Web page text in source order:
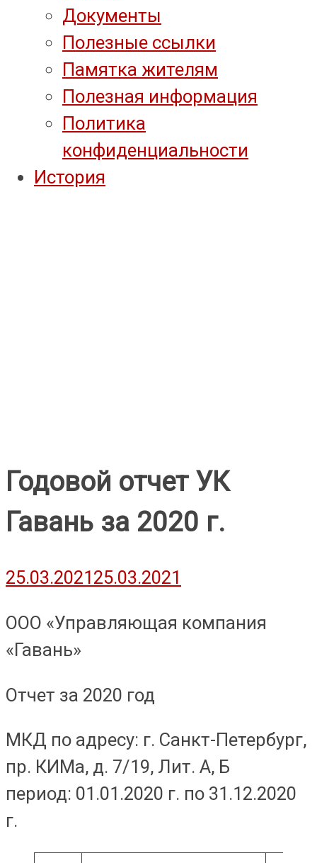
Документы
Полезные ссылки
Памятка жителям
Полезная информация
Политика
конфиденциальности
История
Годовой отчет УК
Гавань за 2020 г.
25.03.202125.03.2021
ООО «Управляющая компания
«Гавань»
Отчет за 2020 год
МКД по адресу: г. Санкт-Петербург,
пр. КИМа, д. 7/19, Лит. А, Б
период: 01.01.2020 г. по 31.12.2020
г.